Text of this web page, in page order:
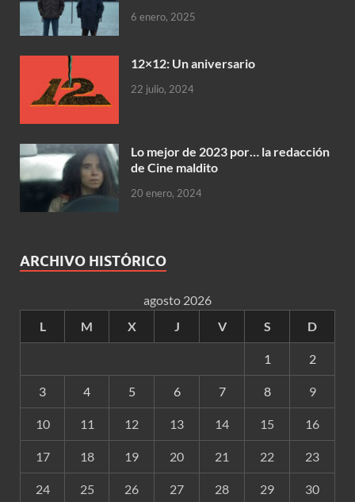
6 enero, 2025
12×12: Un aniversario
22 julio, 2024
Lo mejor de 2023 por… la redacción
de Cine maldito
20 enero, 2024
ARCHIVO HISTÓRICO
agosto 2026
L
M X J V S D
1 2
3 4 5 6 7 8 9
10 11 12 13 14 15 16
17 18 19 20 21 22 23
24 25 26 27 28 29 30